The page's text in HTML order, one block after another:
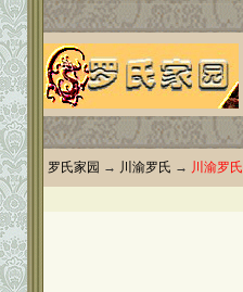
罗氏家园 → 川渝罗氏 → 川渝罗氏